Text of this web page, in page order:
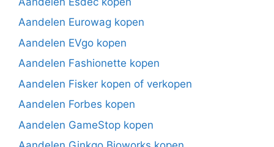
Aandelen Eurowag kopen
Aandelen EVgo kopen
Aandelen Fashionette kopen
Aandelen Fisker kopen of verkopen
Aandelen Forbes kopen
Aandelen GameStop kopen